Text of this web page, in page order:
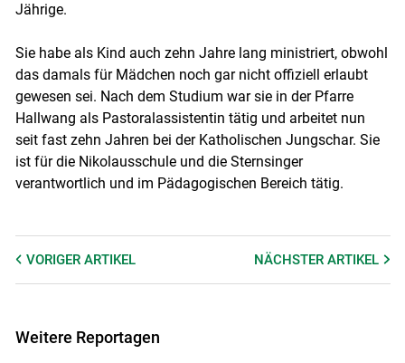
Jährige.
Sie habe als Kind auch zehn Jahre lang ministriert, obwohl
das damals für Mädchen noch gar nicht offiziell erlaubt
gewesen sei. Nach dem Studium war sie in der Pfarre
Hallwang als Pastoralassistentin tätig und arbeitet nun
seit fast zehn Jahren bei der Katholischen Jungschar. Sie
ist für die Nikolausschule und die Sternsinger
verantwortlich und im Pädagogischen Bereich tätig.
VORIGER ARTIKEL NÄCHSTERARTIKEL
Weitere Reportagen